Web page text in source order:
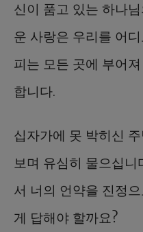
신이 품고 있는 하나
운 사랑은 우리를 어
피는 모든 곳에 부어
합니다.
십자가에 못 박히신
보며 유심히 물으십니
서 너의 언약을 진정
게 답해야 할까요?